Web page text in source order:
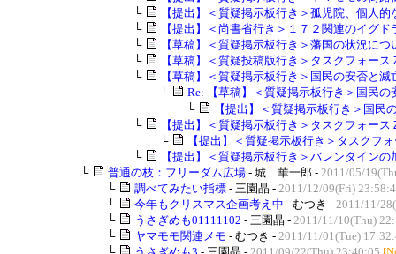
└
【提出】＜質疑掲示板行き＞孤児院、個人的
└
【提出】＜尚書省行き＞１７２関連のイグド
└
【草稿】＜質疑掲示板行き＞藩国の状況につ
└
【草稿】＜質疑投稿版行き＞タスクフォース
└
【草稿】＜質疑掲示板行き＞国民の安否と滅
└
Re: 【草稿】＜質疑掲示板行き＞国民の
└
【提出】＜質疑掲示板行き＞国民
└
【提出】＜質疑掲示板行き＞タスクフォース
└
【提出】＜質疑掲示板行き＞タスクフ
└
【提出】＜質疑掲示板行き＞バレンタインの
└
普通の枝：フリーダム広場 - 城 華一郎 - 2011/05/
└
調べてみたい指標 - 三園晶 - 2011/12/09(Fri)
└
今年もクリスマス企画考え中 - むつき - 2011/11/
└
うさぎめも01111102 - 三園晶 - 2011/11/10(Thu)
└
ヤマモモ関連メモ - むつき - 2011/11/01(Tue)
└
うさぎめも3 - 三園晶 - 2011/09/22(Thu) 23:40:05